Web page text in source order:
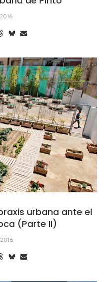
urbana ante el
(Parte II)